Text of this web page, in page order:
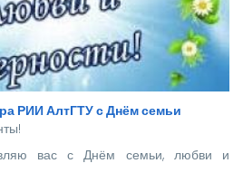
РИИ АлтГТУ с Днём семьи
вас с Днём семьи, любви и